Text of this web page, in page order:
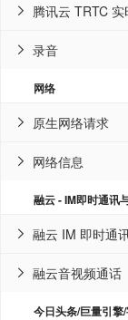
腾讯云 TRTC

录音

网络
原生网络请求

网络信息

融云 - IM即时通讯
融云 IM 即时通

融云音视频通话

今日头条/巨量引擎